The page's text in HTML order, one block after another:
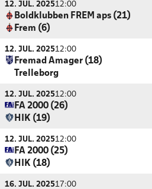
12. JUL. 202512:00
Boldklubben FREM aps (21)
Frem (6)
12. JUL. 202512:00
Fremad Amager (18)
Trelleborg
12. JUL. 202512:00
FA 2000 (26)
HIK (19)
12. JUL. 202512:00
FA 2000 (25)
HIK (18)
16. JUL. 202517:00